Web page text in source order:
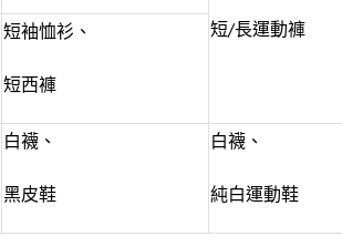
短/長運動褲
短袖恤衫、
短西褲
白襪、
黑皮鞋
白襪、
純白運動鞋